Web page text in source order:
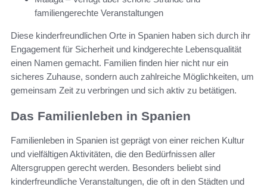
familiengerechte Veranstaltungen
Diese kinderfreundlichen Orte in Spanien haben sich durch ihr
Engagement für Sicherheit und kindgerechte Lebensqualität
einen Namen gemacht. Familien finden hier nicht nur ein
sicheres Zuhause, sondern auch zahlreiche Möglichkeiten, um
gemeinsam Zeit zu verbringen und sich aktiv zu betätigen.
Das Familienleben in Spanien
Familienleben in Spanien ist geprägt von einer reichen Kultur
und vielfältigen Aktivitäten, die den Bedürfnissen aller
Altersgruppen gerecht werden. Besonders beliebt sind
kinderfreundliche Veranstaltungen, die oft in den Städten und